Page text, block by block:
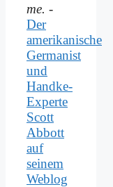
me. -
Der
amerikanische
Germanist
und
Handke-
Experte
Scott
Abbott
auf
seinem
Weblog